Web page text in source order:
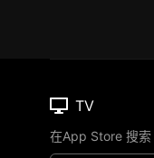
TV
在App Store 搜索